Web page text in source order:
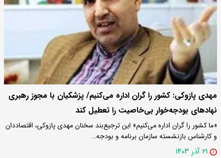
مهدی پازوکی: کشور را گران اداره می‌کنیم/ پزشکیان با مجوز رهبری
نهادهای بودجه‌خوار بی‌خاصیت را تعطیل کند
«ما کشور را گران اداره می‌کنیم» این ترجیع‌بند سخنان مهدی پازوکی، اقتصاددان
و کارشناس بازنشسته سازمان برنامه و بودجه…
۲۱ آذر ۱۴۰۳